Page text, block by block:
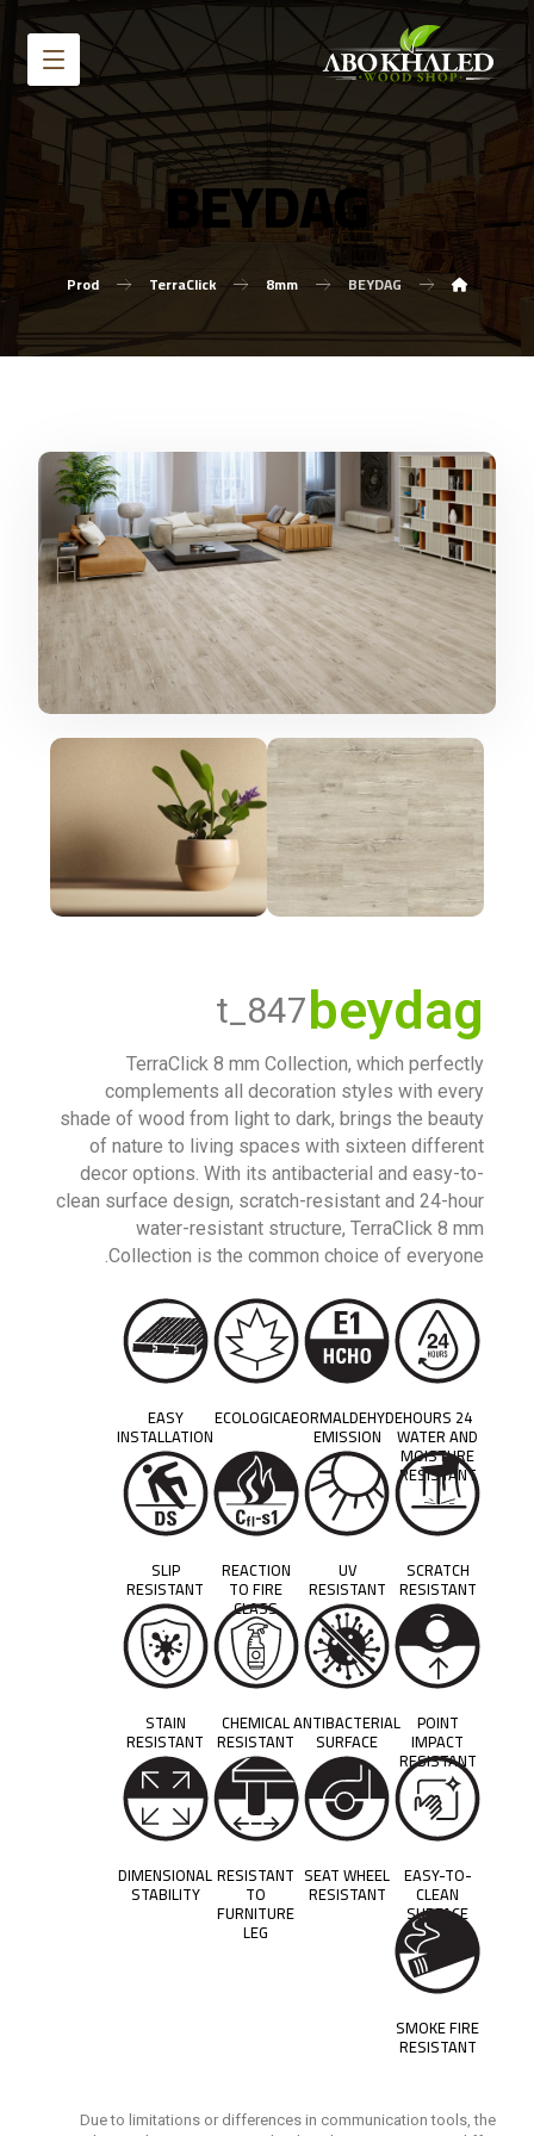
BEYDAG
Prod TerraClick 8mm BEYDAG
beydag
t_847
TerraClick 8 mm Collection, which perfectly
complements all decoration styles with every
shade of wood from light to dark, brings the beauty
of nature to living spaces with sixteen different
decor options. With its antibacterial and easy-to-
clean surface design, scratch-resistant and 24-hour
water-resistant structure, TerraClick 8 mm
Collection is the common choice of everyone.
24 HOURS
WATER AND
MOISTURE
RESISTANT
FORMALDEHYDE
EMISSION
ECOLOGICAL
EASY
INSTALLATION
SCRATCH
RESISTANT
UV
RESISTANT
REACTION
TO FIRE
CLASS
SLIP
RESISTANT
POINT
IMPACT
RESISTANT
ANTIBACTERIAL
SURFACE
CHEMICAL
RESISTANT
STAIN
RESISTANT
EASY-TO-
CLEAN
SURFACE
SEAT WHEEL
RESISTANT
RESISTANT
TO
FURNITURE
LEG
DIMENSIONAL
STABILITY
SMOKE FIRE
RESISTANT
Due to limitations or differences in communication tools, the